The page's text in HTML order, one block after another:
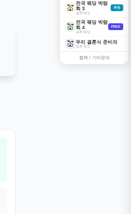
💒
전국 웨딩 박람
회 3
결혼/웨딩
추천
💒
전국 웨딩 박람
회 4
결혼/웨딩
FREE
💒 우리 결혼식 준비의
결혼/웨딩
협력 / 기타문의